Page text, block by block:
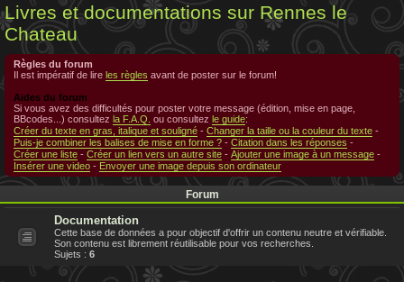
Livres et documentations sur Rennes le
Chateau
Règles du forum
Il est impératif de lire les règles avant de poster sur le forum!
Aides du forum
Si vous avez des difficultés pour poster votre message (édition, mise en page,
BBcodes...) consultez la F.A.Q. ou consultez le guide:
Créer du texte en gras, italique et souligné - Changer la taille ou la couleur du texte -
Puis-je combiner les balises de mise en forme ? - Citation dans les réponses -
Créer une liste - Créer un lien vers un autre site - Ajouter une image à un message -
Insérer une video - Envoyer une image depuis son ordinateur
Forum
Documentation
Cette base de données a pour objectif d'offrir un contenu neutre et vérifiable.
Son contenu est librement réutilisable pour vos recherches.
Sujets : 6